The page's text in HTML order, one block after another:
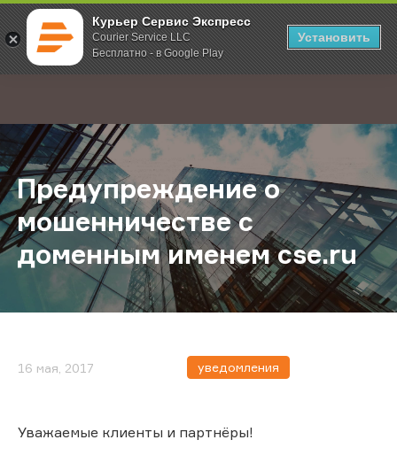
Курьер Сервис Экспресс
Courier Service LLC
Бесплатно - в Google Play
Установить
; Главная О компании Новости Предупреждение о
Предупреждение о
мошенничестве с
доменным именем cse.ru
16 мая, 2017 уведомления
Уважаемые клиенты и партнёры!